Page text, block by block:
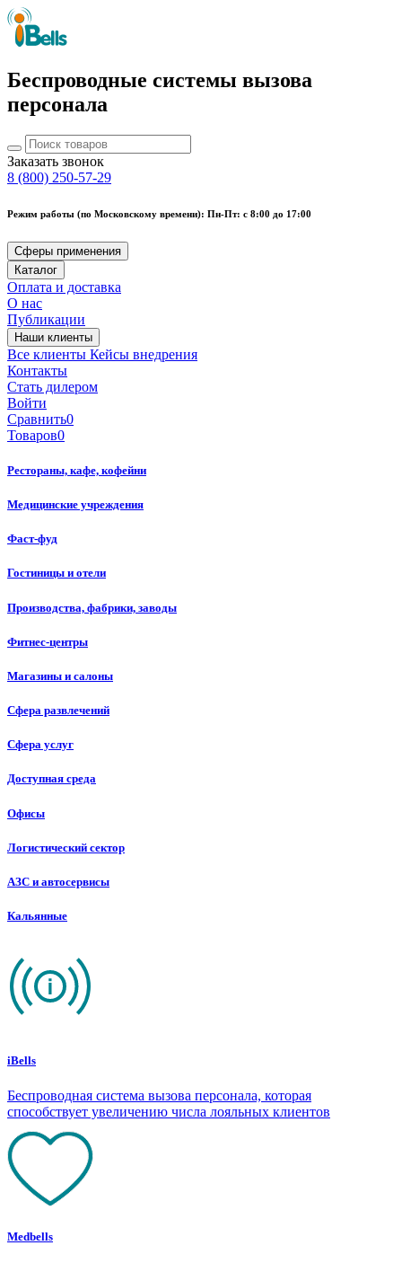
Беспроводные системы вызова
персонала
Заказать звонок
8 (800) 250-57-29
Режим работы (по Московскому времени): Пн-Пт: с 8:00 до 17:00
Сферы применения
Каталог
Оплата и доставка
О нас
Публикации
Наши клиенты
Все клиенты Кейсы внедрения
Контакты
Стать дилером
Войти
Сравнить0
Товаров0
Рестораны, кафе, кофейни
Медицинские учреждения
Фаст-фуд
Гостиницы и отели
Производства, фабрики, заводы
Фитнес-центры
Магазины и салоны
Сфера развлечений
Сфера услуг
Доступная среда
Офисы
Логистический сектор
АЗС и автосервисы
Кальянные
iBells
Беспроводная система вызова персонала, которая
способствует увеличению числа лояльных клиентов
Medbells